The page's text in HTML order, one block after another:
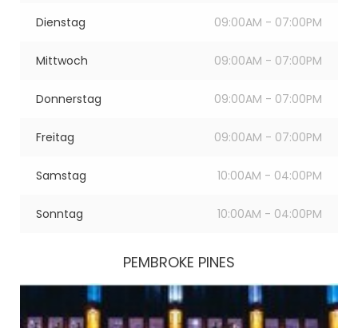
Dienstag 09:00AM - 07:00PM
Mittwoch 09:00AM - 07:00PM
Donnerstag 09:00AM - 07:00PM
Freitag 09:00AM - 07:00PM
Samstag 10:00AM - 04:00PM
Sonntag 10:00AM - 04:00PM
PEMBROKE PINES